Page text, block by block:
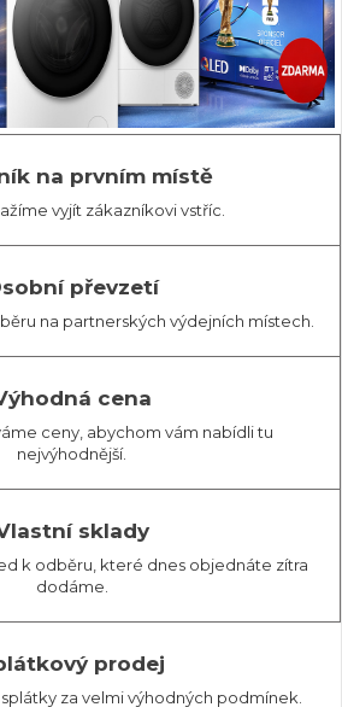
na prvním místě
vyjít zákazníkovi vstříc.
převzetí
na partnerských výdejních místech.
cena
ceny, abychom vám nabídli tu
nejvýhodnější.
sklady
k odběru, které dnes objednáte zítra
dodáme.
prodej
za velmi výhodných podmínek.